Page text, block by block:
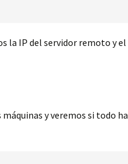
la IP del servidor remoto y el
y veremos si todo ha